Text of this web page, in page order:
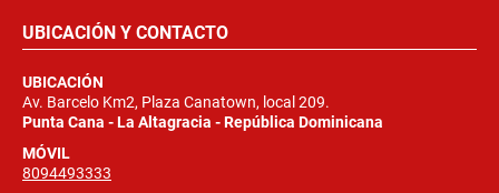
UBICACIÓN Y CONTACTO
UBICACIÓN
Av. Barcelo Km2, Plaza Canatown, local 209.
Punta Cana - La Altagracia - República Dominicana
MÓVIL
8094493333